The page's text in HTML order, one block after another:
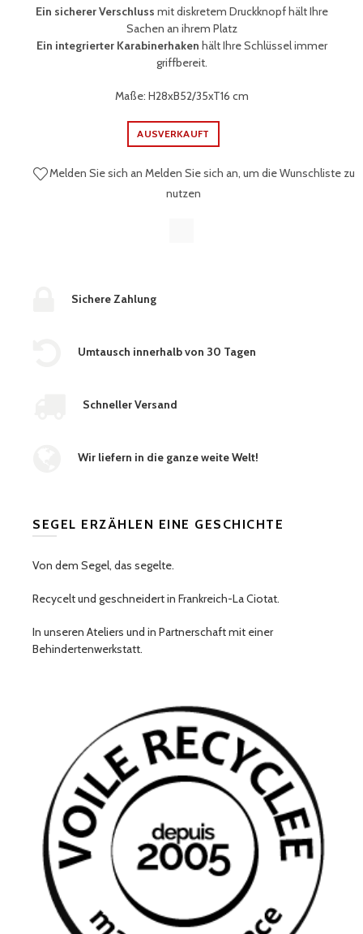
Ein sicherer Verschluss mit diskretem Druckknopf hält Ihre
Sachen an ihrem Platz
Ein integrierter Karabinerhaken hält IhreSchlüssel immer
griffbereit.
Maße: H28xB52/35xT16 cm
AUSVERKAUFT
Melden Sie sich an Melden Sie sich an, um die Wunschliste zu
nutzen
Sichere Zahlung
Umtausch innerhalb von 30 Tagen
Schneller Versand
Wir liefern in die ganze weite Welt!
SEGEL ERZÄHLEN EINE GESCHICHTE
Von dem Segel, das segelte.
Recycelt und geschneidert in Frankreich-La Ciotat.
In unseren Ateliers und in Partnerschaft mit einer
Behindertenwerkstatt.